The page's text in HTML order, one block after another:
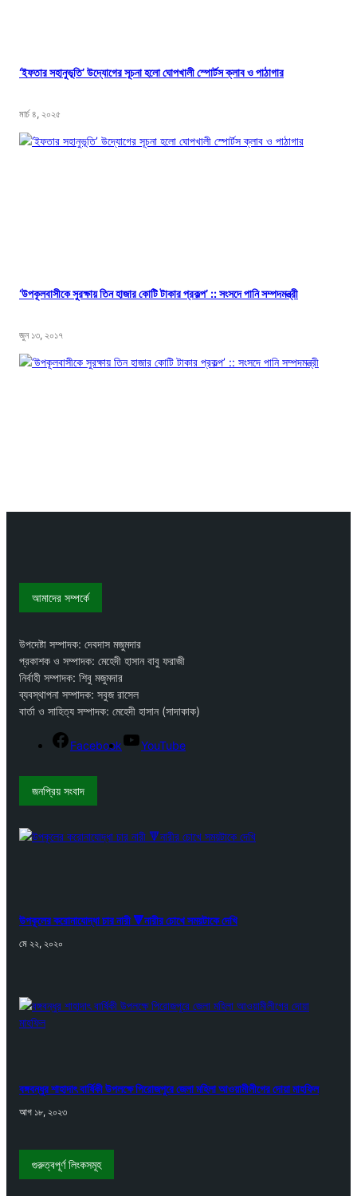
‘ইফতার সহানুভূতি’ উদ্যোগের সূচনা হলো ঘোপখালী স্পোর্টস ক্লাব ও পাঠাগার
মার্চ ৪, ২০২৫
‘উপকূলবাসীকে সুরক্ষায় তিন হাজার কোটি টাকার প্রকল্প’ :: সংসদে পানি সম্পদমন্ত্রী
জুন ১৩, ২০১৭
আমাদের সম্পর্কে
উপদেষ্টা সম্পাদক: দেবদাস মজুমদার
প্রকাশক ও সম্পাদক: মেহেদী হাসান বাবু ফরাজী
নির্বাহী সম্পাদক: শিবু মজুমদার
ব্যবস্থাপনা সম্পাদক: সবুজ রাসেল
বার্তা ও সাহিত্য সম্পাদক: মেহেদী হাসান (সাদাকাক)
Facebook YouTube
জনপ্রিয় সংবাদ
উপকূলের করোনাযোদ্ধা চার নারী 🔻নারীর চোখে সময়টাকে দেখি
মে ২২, ২০২০
বঙ্গবন্ধুর শাহাদাৎ বার্ষিকী উপলক্ষে পিরোজপুরে জেলা মহিলা আওয়ামীলীগের দোয়া মাহফিল
আগ ১৮, ২০২৩
গুরুত্বপূর্ণ লিংকসমূহ